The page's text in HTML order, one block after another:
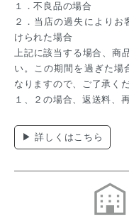
１．不良品の場合
２．当店の過失によりお
けられた場合
上記に該当する場合、商
い。この期間を過ぎた場
なりますので、ご了承くだ
１、２の場合、返送料、
▶ 詳しくはこちら